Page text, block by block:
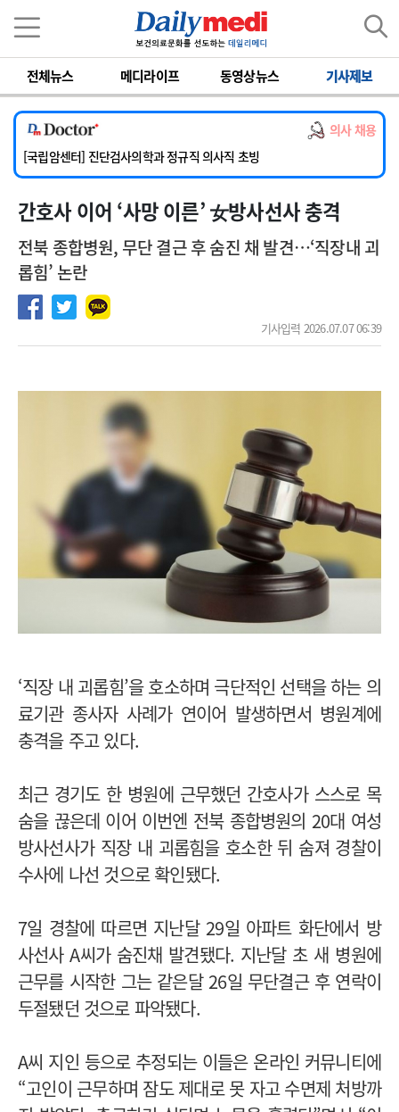
전체뉴스 메디라이프 동영상뉴스 기사제보
의사 채용
[서울아산병원] 2026년 하반기 인턴 모집
[명지병원] 하반기 전공의(인턴) 모집
[동국대학교 경주병원] 내과(소화기, 심장, 내분비), 소아청소년과, 외과, 심장혈관흉부외과, 이비인후과, 병리과 교원 초빙
[국립암센터] 진단검사의학과 정규직 의사직 초빙
[인제대학교해운대백병원] 치과 진료교수 모집 공고
[서울아산병원] 2026년 하반기 인턴 모집
간호사 이어 ‘사망 이른’ 女방사선사 충격
전북 종합병원, 무단 결근 후 숨진 채 발견…‘직장내 괴
롭힘’ 논란
기사입력 2026.07.07 06:39
‘직장 내 괴롭힘’을 호소하며 극단적인 선택을 하는 의
료기관 종사자 사례가 연이어 발생하면서 병원계에
충격을 주고 있다.
최근 경기도 한 병원에 근무했던 간호사가 스스로 목
숨을 끊은데 이어 이번엔 전북 종합병원의 20대 여성
방사선사가 직장 내 괴롭힘을 호소한 뒤 숨져 경찰이
수사에 나선 것으로 확인됐다.
7일 경찰에 따르면 지난달 29일 아파트 화단에서 방
사선사 A씨가 숨진채 발견됐다. 지난달 초 새 병원에
근무를 시작한 그는 같은달 26일 무단결근 후 연락이
두절됐던 것으로 파악됐다.
A씨 지인 등으로 추정되는 이들은 온라인 커뮤니티에
“고인이 근무하며 잠도 제대로 못 자고 수면제 처방까